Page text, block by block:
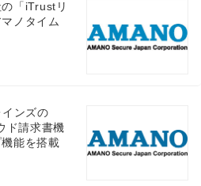
「iTrustリ
ノタイム
ンズの
ド請求書機
能を搭載